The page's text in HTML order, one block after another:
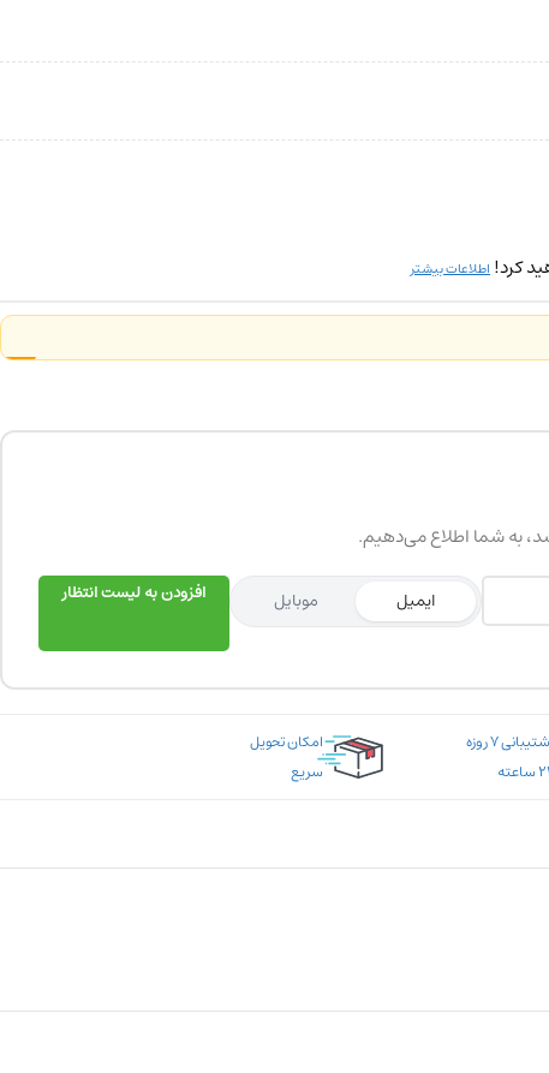
کرد! اطلاعات بیشتر
به شما اطلاع می‌دهیم.
ایمیل موبایل افزودن به لیست انتظار
پشتیبانی ۷ روزه
امکان تحویل
سریع